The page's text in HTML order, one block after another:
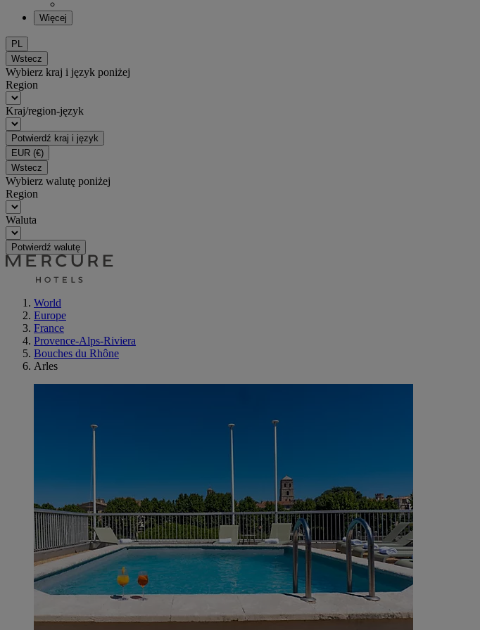
Więcej
PL
Wstecz
Wybierz kraj i język poniżej
Region
Kraj/region-język
Potwierdź kraj i język
EUR (€)
Wstecz
Wybierz walutę poniżej
Region
Waluta
Potwierdź walutę
World
Europe
France
Provence-Alps-Riviera
Bouches du Rhône
Arles